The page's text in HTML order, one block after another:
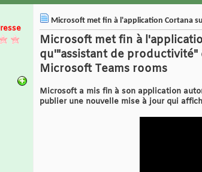
Microsoft met fin à l'application Cortana
Microsoft met fin à
qu'"assistant de productivité"
Microsoft Teams rooms
Microsoft a mis fin à son application
publier une nouvelle mise à jour qui